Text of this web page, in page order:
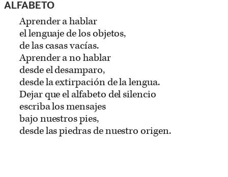
ALFABETO
Aprender a hablar
el lenguaje de los objetos,
de las casas vacías.
Aprender a no hablar
desde el desamparo,
desde la extirpación de la lengua.
Dejar que el alfabeto del silencio
escriba los mensajes
bajo nuestros pies,
desde las piedras de nuestro origen.